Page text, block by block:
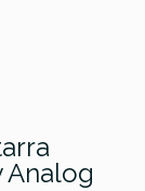
Analog